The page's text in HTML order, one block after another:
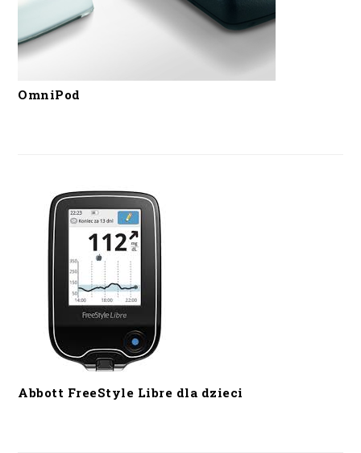
OmniPod
Abbott FreeStyle Libre dla dzieci